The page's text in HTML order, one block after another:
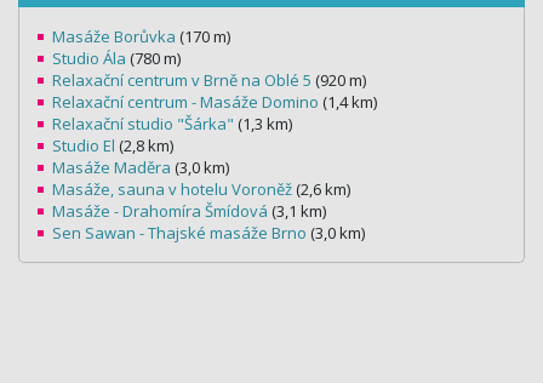
Masáže Borůvka (170 m)
Studio Ála (780 m)
Relaxační centrum v Brně na Oblé 5 (920 m)
Relaxační centrum - Masáže Domino (1,4 km)
Relaxační studio "Šárka" (1,3 km)
Studio El (2,8 km)
Masáže Maděra (3,0 km)
Masáže, sauna v hotelu Voroněž (2,6 km)
Masáže - Drahomíra Šmídová (3,1 km)
Sen Sawan - Thajské masáže Brno (3,0 km)